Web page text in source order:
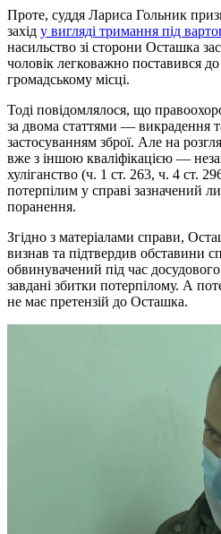
Проте, суддя Лариса Гольник
захід у вигляді тримання під
насильство зі сторони Осташка
чоловік легковажно поставився до
громадському місці.
Тоді повідомлялося, що
за двома статтями — викрадення
застосуванням зброї. Але на
вже з іншою кваліфікацією —
хуліганство (ч. 1 ст. 263, ч. 4 ст.
потерпілим у справі зазначений
поранення.
Згідно з матеріалами справи,
визнав та підтвердив обставини
обвинувачений під час досудового
завдані збитки потерпілому. А
не має претензій до Осташка.